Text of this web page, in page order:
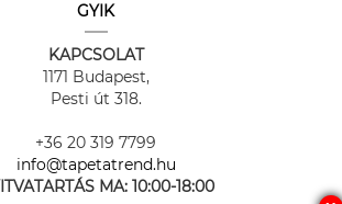
GYIK
KAPCSOLAT
1171 Budapest,
Pesti út 318.
+36 20 319 7799
info@tapetatrend.hu
MA: 10:00-18:00